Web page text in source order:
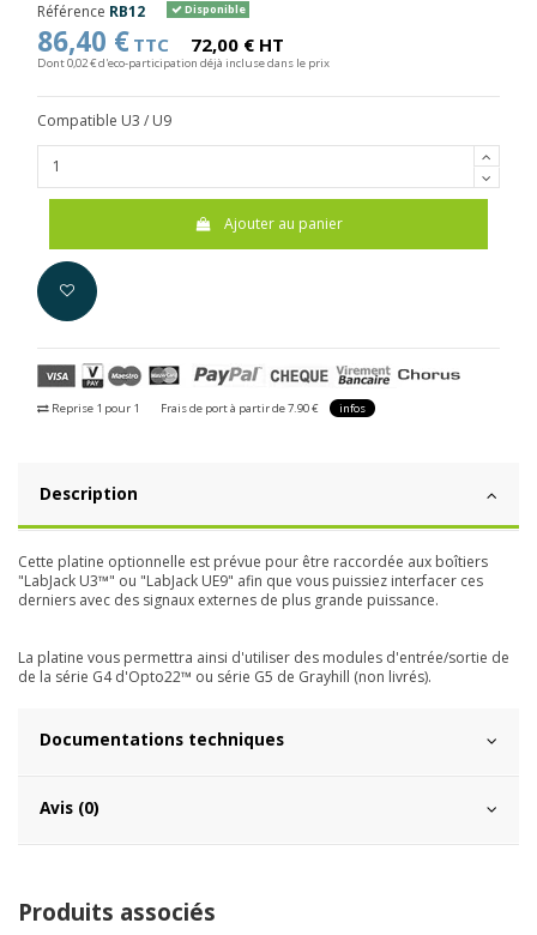
Référence RB12 Disponible
86,40 € TTC 72,00 € HT
Dont 0,02 € d'eco-participation déjà incluse dans le prix
Compatible U3 / U9
Ajouter au panier
Reprise 1 pour 1 Frais de port à partir de 7.90 € infos
Description
Cette platine optionnelle est prévue pour être raccordée aux boîtiers
"LabJack U3™" ou "LabJack UE9" afin que vous puissiez interfacer ces
derniers avec des signaux externes de plus grande puissance.
La platine vous permettra ainsi d'utiliser des modules d'entrée/sortie de
de la série G4 d'Opto22™ ou série G5 de Grayhill (non livrés).
Documentations techniques
Avis (0)
Produits associés